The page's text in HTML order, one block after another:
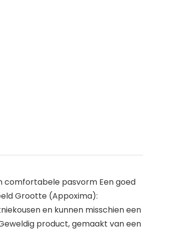
comfortabele pasvorm Een goed
Grootte (Appoxima):
en kunnen misschien een
product, gemaakt van een